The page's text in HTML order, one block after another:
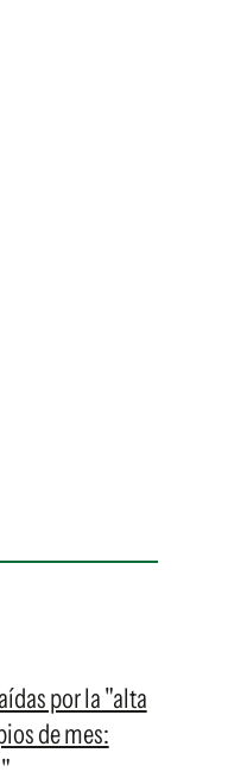
por la "alta
de mes: